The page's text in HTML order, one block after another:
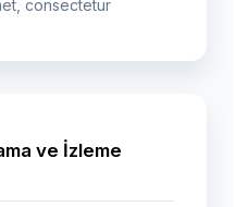
consectetur
ve İzleme